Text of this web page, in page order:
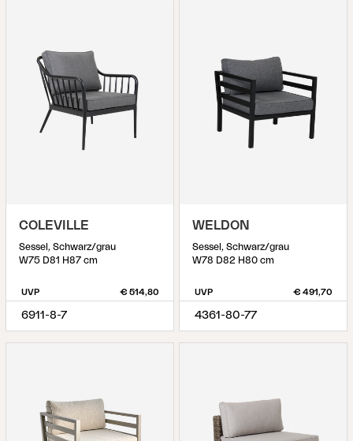
COLEVILLE
Sessel, Schwarz/grau
W75 D81 H87 cm
UVP € 514,80
6911-8-7
WELDON
Sessel, Schwarz/grau
W78 D82 H80 cm
UVP € 491,70
4361-80-77